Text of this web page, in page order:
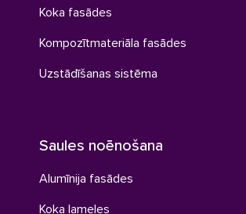
Koka fasādes
Kompozītmateriāla fasādes
Uzstādīšanas sistēma
Saules noēnošana
Alumīnija fasādes
Koka lameles